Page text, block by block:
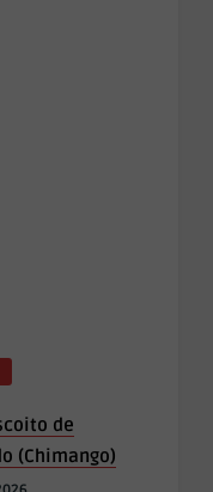
de
(Chimango)